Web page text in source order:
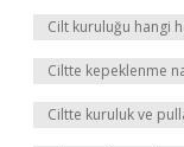
Cilt kuruluğu hangi
Ciltte kepeklenme
Ciltte kuruluk ve